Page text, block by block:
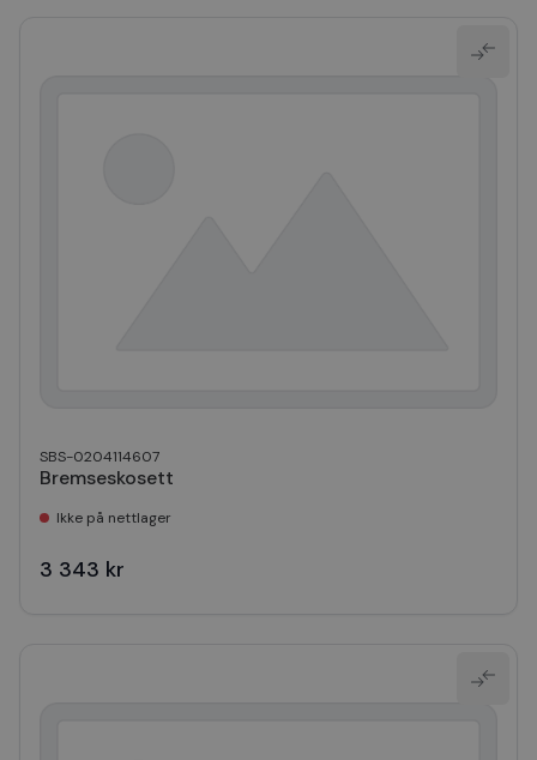
SBS-0204114607
Bremseskosett
Ikke på nettlager
3 343 kr